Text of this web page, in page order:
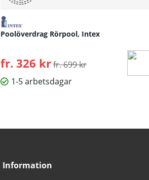
Poolöverdrag Rörpool, Intex
fr. 326 krOrdinarie pris:
fr. 699 kr
1-5 arbetsdagar
Information